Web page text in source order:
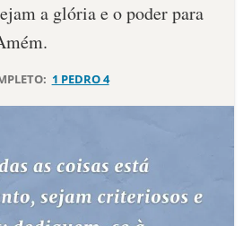
a glória e o poder para
1 PEDRO 4